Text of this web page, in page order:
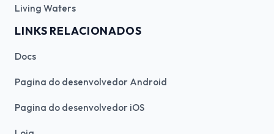
Living Waters
LINKS RELACIONADOS
Docs
Pagina do desenvolvedor Android
Pagina do desenvolvedor iOS